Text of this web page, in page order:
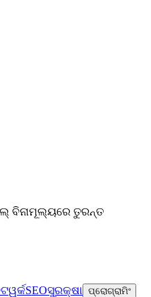
ବିନାମୂଲ୍ୟରେ ତୁରନ୍ତ
SEOସୁରକ୍ଷା ପ୍ରୋଗ୍ରାମିଂ